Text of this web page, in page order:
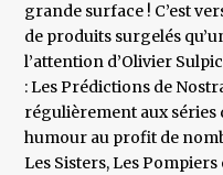
grande surface ! C’est
de produits surgelés
l’attention d’Olivier
: Les Prédictions de
régulièrement aux séries
humour au profit de
Les Sisters, Les